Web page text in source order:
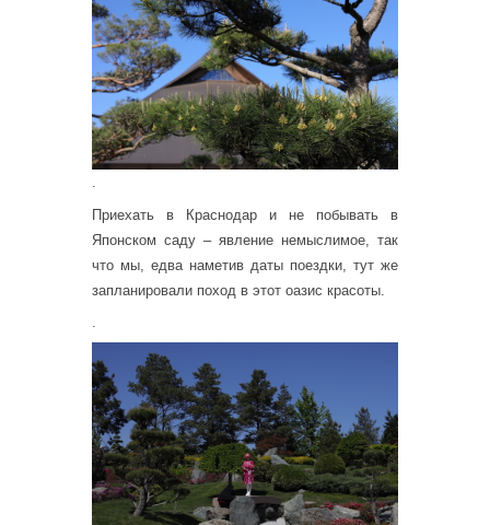
.
Приехать в Краснодар и не побывать в
Японском саду – явление немыслимое, так
что мы, едва наметив даты поездки, тут же
запланировали поход в этот оазис красоты.
.